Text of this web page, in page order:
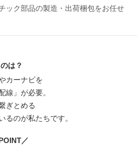
ック部品の製造・出荷梱包をお任せ
は？
カーナビを
線」が必要。
ぎとめる
るのが私たちです。
／